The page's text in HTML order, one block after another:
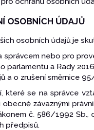
OSOBNÍCH ÚDAJŮ
osobních údajů je
a správcem nebo pro
parlamentu a Rady
a o zrušení směrnice
které se na správce
závaznými
č. 586/1992
předpisů.